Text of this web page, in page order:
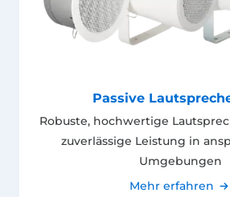
Passive
Robuste, hochwertige
zuverlässige Leistung in
Umgebungen
Mehr erfahren